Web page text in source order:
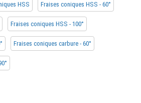
HSS Fraises coniques HSS - 60°
Fraises coniques HSS - 100°
Fraises coniques carbure - 60°